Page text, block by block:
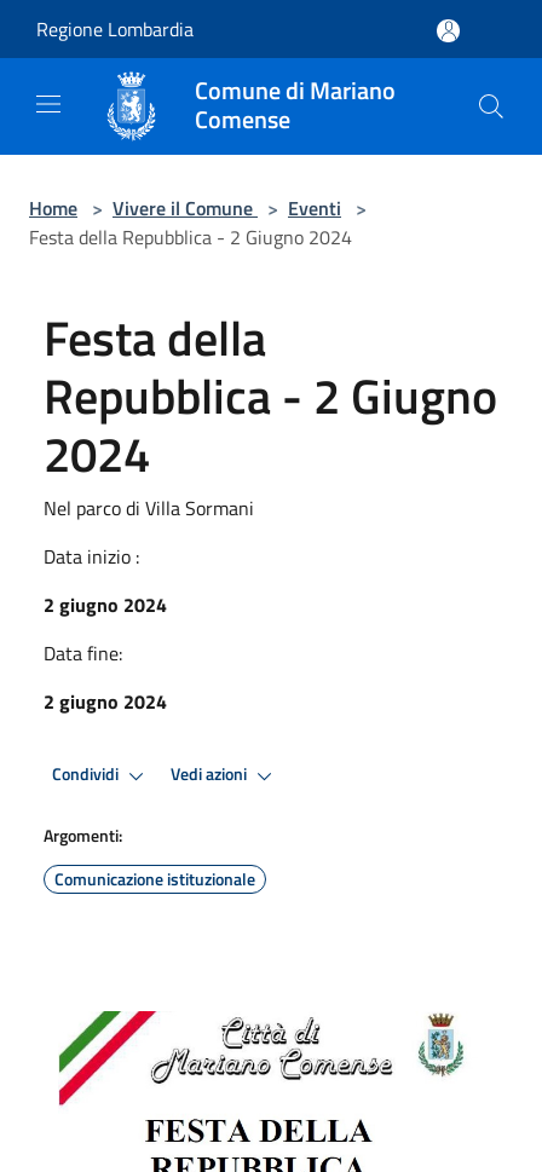
Regione Lombardia
Comune di Mariano
Comense
Home > Vivere il Comune > Eventi >
Festa della Repubblica - 2 Giugno 2024
Festa della
Repubblica - 2 Giugno
2024
Nel parco di Villa Sormani
Data inizio :
2 giugno 2024
Data fine:
2 giugno 2024
Condividi Vedi azioni
Argomenti:
Comunicazione istituzionale